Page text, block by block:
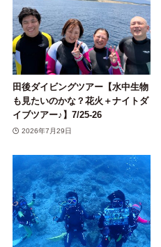
田後ダイビングツアー【水中生物
も見たいのかな？花火＋ナイトダ
イブツアー♪】7/25-26
2026年7月29日